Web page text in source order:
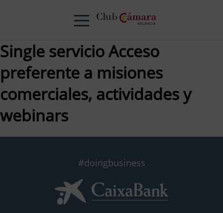
Single servicio Acceso
preferente a misiones
comerciales, actividades y
webinars
#doingbusiness